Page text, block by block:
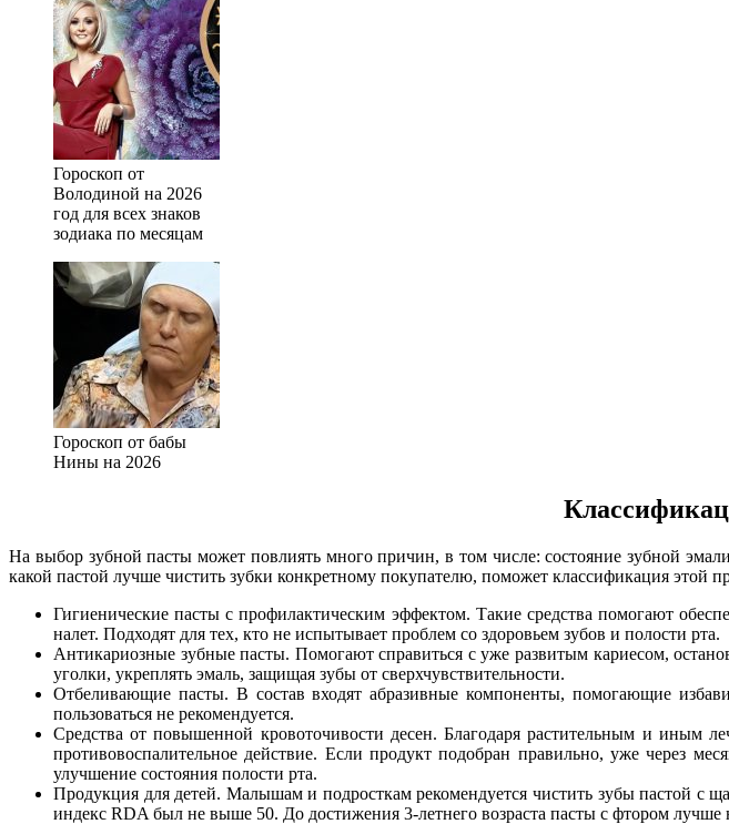
Гороскоп от
Володиной на 2026
год для всех знаков
зодиака по месяцам
Гороскоп от бабы
Нины на 2026
На выбор зубной пасты может повлиять много причин, в том числе: состояние зубной
какой пастой лучше чистить зубки конкретному покупателю, поможет классификация этой
Гигиенические пасты с профилактическим эффектом. Такие средства помогают
налет. Подходят для тех, кто не испытывает проблем со здоровьем зубов и полости рта.
Антикариозные зубные пасты. Помогают справиться с уже развитым кариесом,
уголки, укреплять эмаль, защищая зубы от сверхчувствительности.
Отбеливающие пасты. В состав входят абразивные компоненты, помогающие
пользоваться не рекомендуется.
Средства от повышенной кровоточивости десен. Благодаря растительным и иным
противовоспалительное действие. Если продукт подобран правильно, уже через
улучшение состояния полости рта.
Продукция для детей. Малышам и подросткам рекомендуется чистить зубы пастой с
индекс RDA был не выше 50. До достижения 3-летнего возраста пасты с фтором лучше